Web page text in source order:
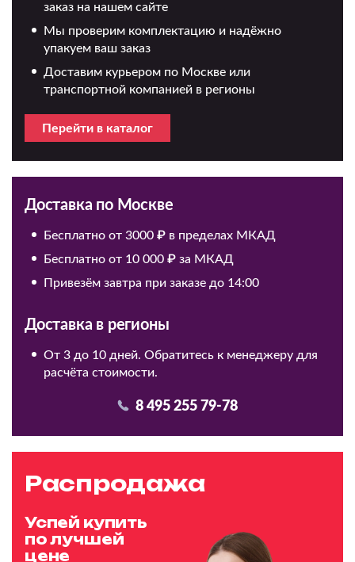
заказ на нашем сайте
Мы проверим комплектацию и надёжно
упакуем ваш заказ
Доставим курьером по Москве или
транспортной компанией в регионы
Перейти в каталог
Доставка по Москве
Бесплатно от 3000 ₽ в пределах МКАД
Бесплатно от 10 000 ₽ за МКАД
Привезём завтра при заказе до 14:00
Доставка в регионы
От 3 до 10 дней. Обратитесь к менеджеру для
расчёта стоимости.
8 495 255 79-78
Распродажа
Успей купить
по лучшей
цене